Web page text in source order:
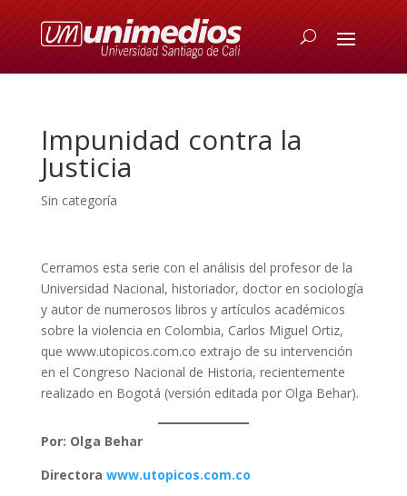
Impunidad contra la
Justicia
Sin categoría
Cerramos esta serie con el análisis del profesor de la
Universidad Nacional, historiador, doctor en sociología
y autor de numerosos libros y artículos académicos
sobre la violencia en Colombia, Carlos Miguel Ortiz,
que www.utopicos.com.co extrajo de su intervención
en el Congreso Nacional de Historia, recientemente
realizado en Bogotá (versión editada por Olga Behar).
Por: Olga Behar
Directora www.utopicos.com.co